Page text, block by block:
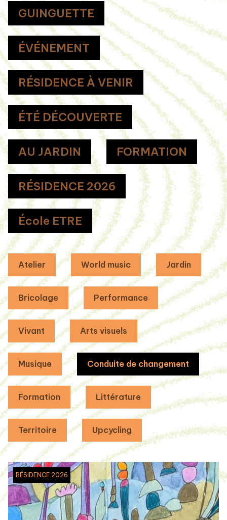
GUINGUETTE
ÉVÉNEMENT
RÉSIDENCE À VENIR
ÉTÉ DÉCOUVERTE
AU JARDIN FORMATION
RÉSIDENCE 2026
École ETRE
Atelier World music Jardin
Bricolage Performance
Vivant Arts visuels
Musique Conduite de changement
Formation Littérature
Territoire Upcycling
RÉSIDENCE 2026